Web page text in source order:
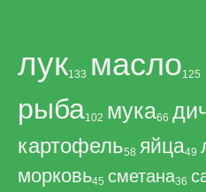
лук133 масло125
рыба102 мука66
картофель58 яйца49
морковь45 сметана36